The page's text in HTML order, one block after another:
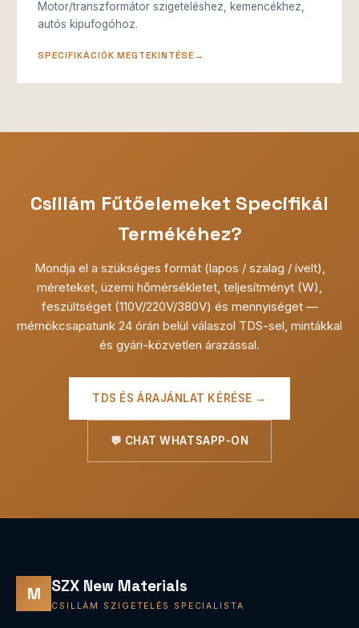
Motor/transzformátor szigeteléshez, kemencékhez,
autós kipufogóhoz.
SPECIFIKÁCIÓK MEGTEKINTÉSE
Csillám Fűtőelemeket Specifikál
Termékéhez?
Mondja el a szükséges formát (lapos / szalag / ívelt),
méreteket, üzemi hőmérsékletet, teljesítményt (W),
feszültséget (110V/220V/380V) és mennyiséget —
mérnökcsapatunk 24 órán belül válaszol TDS-sel, mintákkal
és gyári-közvetlen árazással.
TDS ÉS ÁRAJÁNLAT KÉRÉSE →
💬 CHAT WHATSAPP-ON
M SZX New Materials
CSILLÁM SZIGETELÉS SPECIALISTA